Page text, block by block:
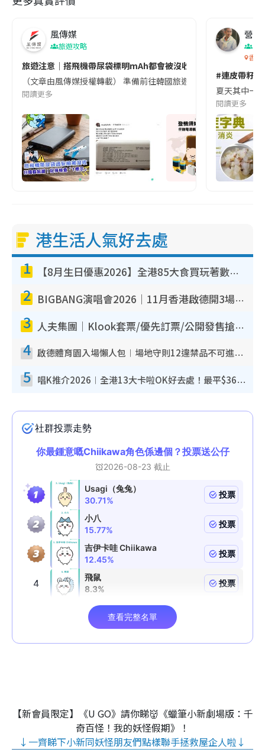
風傳媒
旅遊攻略
旅遊注意｜搭飛機帶尿袋標明mAh都會被沒收😱出發前切記檢查
（文章由風傳媒授權轉載） 準備前往韓國旅遊的民眾，近期要
閱讀更多
營養
香港
#連皮帶籽
夏天其中一
閱讀更多
港生活人氣好去處
1 【8月生日優惠2026】全港85大食買玩著數攻略 自助餐/火鍋放題同行免費＋誠品/DONKI送現金券
2 BIGBANG演唱會2026｜11月香港啟德開3場！實名制VIP申請、優先購票攻略
3 人夫集團｜Klook套票/優先訂票/公開發售搶飛攻略！附票價.購票連結.場地座位表
4 啟德體育園入場懶人包︱場地守則12違禁品不可進場准帶細水樽但全場禁樽蓋！應援牌有限制！
5 唱K推介2026︱全港13大卡啦OK好去處！最平$36起 日文K都有！(附地址+收費詳情)
【新會員限定】《U GO》請你睇👹《蠟筆小新劇場版：千
奇百怪！我的妖怪假期》！
↓一齊睇下小新同妖怪朋友們點樣聯手拯救屋企人啦↓